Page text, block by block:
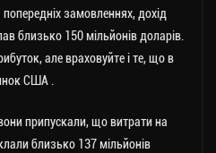
замовленнях, дохід
близько 150 мільйонів доларів.
але враховуйте і те, що в
США .
припускали, що витрати на
близько 137 мільйонів